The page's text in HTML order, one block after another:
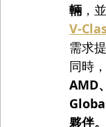
輛 ，
V-
需求
同時
AMD
夥伴。